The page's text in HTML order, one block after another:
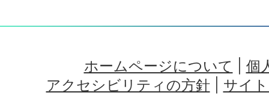
ホームページについて
個
アクセシビリティの方針| サイ